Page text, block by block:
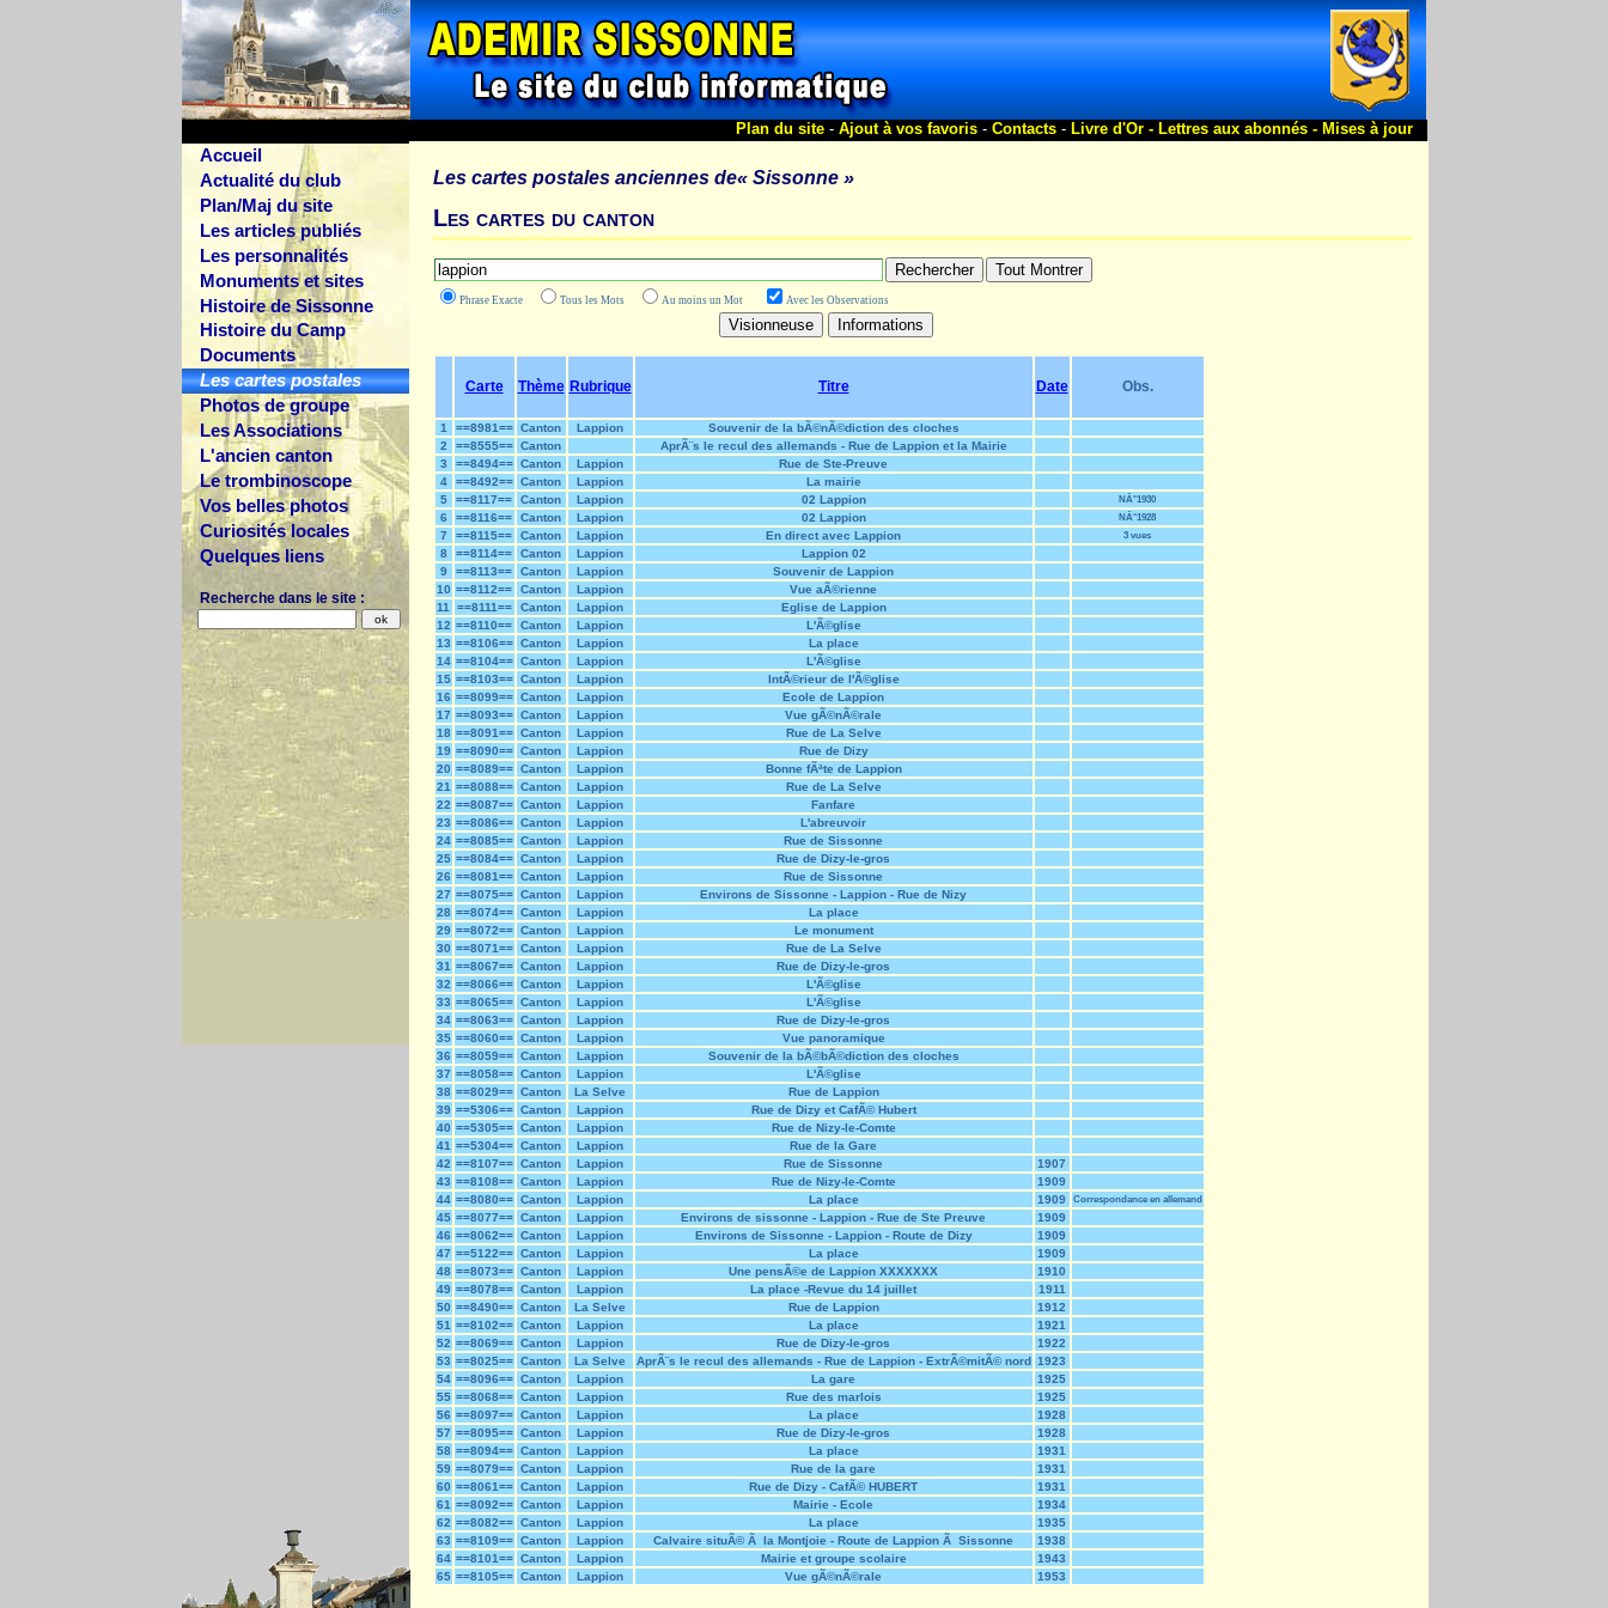
Accueil
Actualité du club
Plan/Maj du site
Les articles publiés
Les personnalités
Monuments et sites
Histoire de Sissonne
Histoire du Camp
Documents
Les cartes postales
Photos de groupe
Les Associations
L'ancien canton
Le trombinoscope
Vos belles photos
Curiosités locales
Quelques liens
Recherche dans le site :
Plan du site- Ajout à vos favoris- Contacts- Livre d'Or - Lettres aux abonnés - Mises à jour
Les cartes postales anciennes de« Sissonne »
Les cartes du canton
Phrase Exacte Tous les Mots Au moins un Mot Avec les Observations
Carte Thème Rubrique Titre Date Obs.
1 ==8981== Canton Lappion
Souvenir de la bÃ©nÃ©diction des cloches
2
==8555== Canton
AprÃ¨s le recul des allemands - Rue de Lappion et la Mairie
3
==8494== Canton Lappion
Rue de Ste-Preuve
4
==8492== Canton Lappion
La mairie
5
==8117== Canton Lappion 02 Lappion NÂ°1930
6 ==8116== Canton Lappion 02 Lappion NÂ°1928
7 ==8115== Canton Lappion En direct avec Lappion 3 vues
8 ==8114== Canton Lappion
Lappion 02
9
==8113== Canton Lappion
Souvenir de Lappion
10 ==8112== Canton Lappion
Vue aÃ©rienne
11
==8111== Canton Lappion
Eglise de Lappion
12 ==8110== Canton Lappion
L'Ã©glise
13 ==8106== Canton Lappion
La place
14 ==8104== Canton Lappion
L'Ã©glise
15 ==8103== Canton Lappion
IntÃ©rieur de l'Ã©glise
16 ==8099== Canton Lappion
Ecole de Lappion
17 ==8093== Canton Lappion
Vue gÃ©nÃ©rale
18 ==8091== Canton Lappion
Rue de La Selve
19 ==8090== Canton Lappion
Rue de Dizy
20 ==8089== Canton Lappion
Bonne fÃªte de Lappion
21 ==8088== Canton Lappion
Rue de La Selve
22 ==8087== Canton Lappion
Fanfare
23 ==8086== Canton Lappion
L'abreuvoir
24 ==8085== Canton Lappion
Rue de Sissonne
25 ==8084== Canton Lappion
Rue de Dizy-le-gros
26 ==8081== Canton Lappion
Rue de Sissonne
27 ==8075== Canton Lappion
Environs de Sissonne - Lappion - Rue de Nizy
28 ==8074== Canton Lappion
La place
29 ==8072== Canton Lappion
Le monument
30 ==8071== Canton Lappion
Rue de La Selve
31 ==8067== Canton Lappion
Rue de Dizy-le-gros
32 ==8066== Canton Lappion
L'Ã©glise
33 ==8065== Canton Lappion
L'Ã©glise
34 ==8063== Canton Lappion
Rue de Dizy-le-gros
35 ==8060== Canton Lappion
Vue panoramique
36 ==8059== Canton Lappion
Souvenir de la bÃ©bÃ©diction des cloches
37 ==8058== Canton Lappion
L'Ã©glise
38 ==8029== Canton La Selve
Rue de Lappion
39 ==5306== Canton Lappion
Rue de Dizy et CafÃ© Hubert
40 ==5305== Canton Lappion
Rue de Nizy-le-Comte
41 ==5304== Canton Lappion
Rue de la Gare
42 ==8107== Canton Lappion Rue de Sissonne
1907
43 ==8108== Canton Lappion Rue de Nizy-le-Comte
1909
44 ==8080== Canton Lappion La place 1909 Correspondance en allemand
45 ==8077== Canton Lappion Environs de sissonne - Lappion - Rue de Ste Preuve
1909
46 ==8062== Canton Lappion Environs de Sissonne - Lappion - Route de Dizy
1909
47 ==5122== Canton Lappion La place
1909
48 ==8073== Canton Lappion Une pensÃ©e de Lappion XXXXXXX
1910
49 ==8078== Canton Lappion La place -Revue du 14 juillet
1911
50 ==8490== Canton La Selve Rue de Lappion
1912
51 ==8102== Canton Lappion La place
1921
52 ==8069== Canton Lappion Rue de Dizy-le-gros
1922
53 ==8025== Canton La Selve AprÃ¨s le recul des allemands - Rue de Lappion - ExtrÃ©mitÃ© nord 1923
54 ==8096== Canton Lappion La gare
1925
55 ==8068== Canton Lappion Rue des marlois
1925
56 ==8097== Canton Lappion La place
1928
57 ==8095== Canton Lappion Rue de Dizy-le-gros
1928
58 ==8094== Canton Lappion La place
1931
59 ==8079== Canton Lappion Rue de la gare
1931
60 ==8061== Canton Lappion Rue de Dizy - CafÃ© HUBERT
1931
61 ==8092== Canton Lappion Mairie - Ecole
1934
62 ==8082== Canton Lappion La place
1935
63 ==8109== Canton Lappion Calvaire situÃ© Ã la Montjoie - Route de Lappion Ã Sissonne
1938
64 ==8101== Canton Lappion Mairie et groupe scolaire
1943
65 ==8105== Canton Lappion Vue gÃ©nÃ©rale 1953